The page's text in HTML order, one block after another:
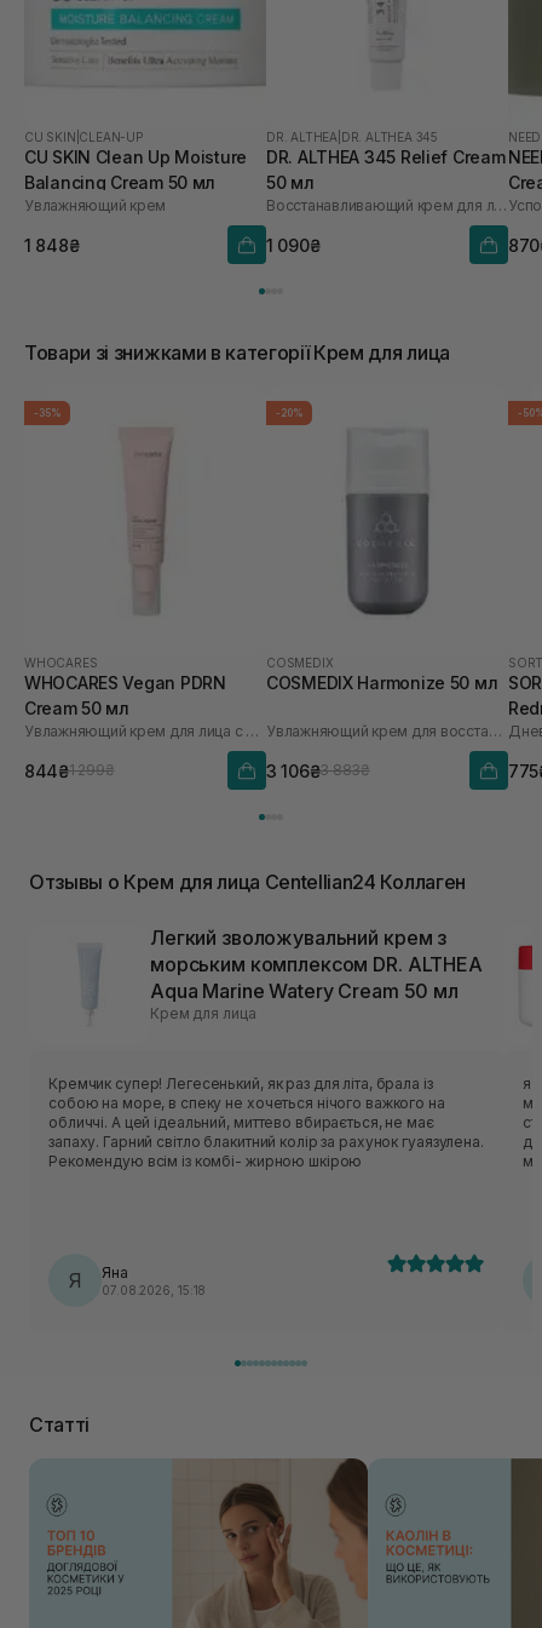
CU SKIN CLEAN-UP
CU SKIN Clean Up Moisture
Balancing Cream 50 мл
Увлажняющий крем
1 848₴
DR. ALTHEA DR. ALTHEA 345
DR. ALTHEA 345 Relief Cream
50 мл
Восстанавливающий крем для лица
1 090₴
Товари зі знижками в категорії Крем для лица
-35%
WHOCARES
WHOCARES Vegan PDRN
Cream 50 мл
Увлажняющий крем для лица с веганскими полинуклеотидами WHO CARES
844₴1 299₴
-20%
COSMEDIX
COSMEDIX Harmonize 50 мл
Увлажняющий крем для восстановления микробиомы
3 106₴3 883₴
-
30
Отзывы о Крем для лица Centellian24 Коллаген
Легкий зволожувальний крем з
морським комплексом DR. ALTHEA
Aqua Marine Watery Cream 50 мл
Крем для лица
Кремчик супер! Легесенький, як раз для літа, брала із
собою на море, в спеку не хочеться нічого важкого на
обличчі. А цей ідеальний, миттево вбирається, не має
запаху. Гарний світло блакитний колір за рахунок гуаязулена.
Рекомендую всім із комбі- жирною шкірою
Я Яна
07.08.2026, 15:18
я
Статті